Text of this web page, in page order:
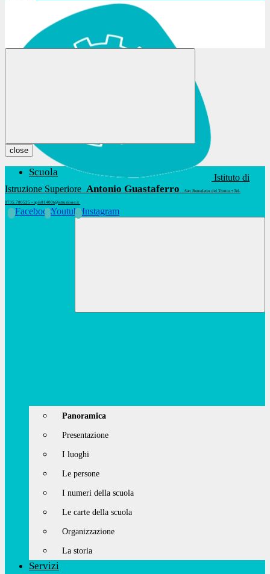
Istituto di
Istruzione Superiore Antonio Guastaferro San Benedetto del Tronto • Tel.
0735.780525 • apis01400t@istruzione.it
FacebookYoutubeInstagram
close
Scuola
Panoramica
Presentazione
I luoghi
Le persone
I numeri della scuola
Le carte della scuola
Organizzazione
La storia
Servizi